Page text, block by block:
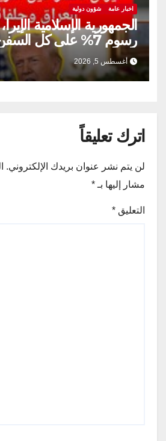
اخبار عامة شؤون دولية
الجمهورية الإسلامية
رسوم 7% على كل
مضيق هرمز
أغسطس 5, 2026
اترك تعليقاً
لن يتم نشر عنوان بريدك الإلكتروني.
مشار إليها بـ *
التعليق *